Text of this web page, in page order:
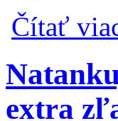
Čítať
extra